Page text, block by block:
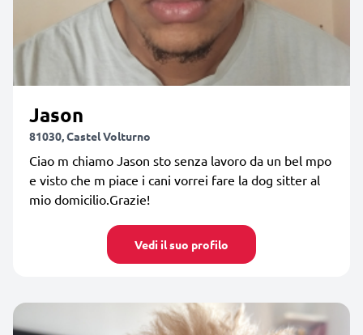
Jason
81030, Castel Volturno
Ciao m chiamo Jason sto senza lavoro da un bel mpo
e visto che m piace i cani vorrei fare la dog sitter al
mio domicilio.Grazie!
Vedi il suo profilo